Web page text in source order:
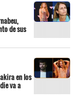
de sus
en los
va a